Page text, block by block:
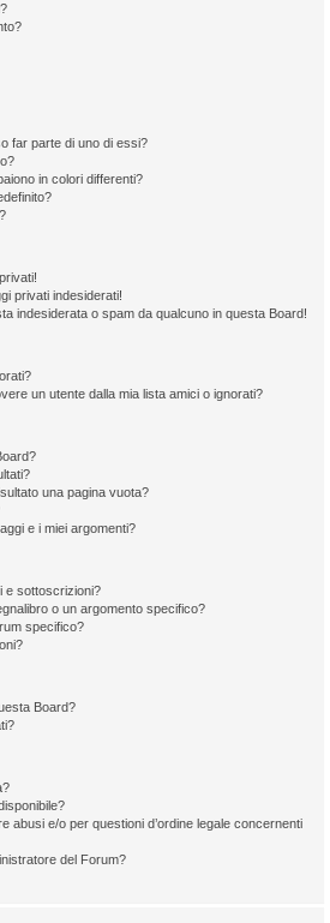
far parte di uno di essi?
in colori differenti?
privati indesiderati!
indesiderata o spam da qualcuno in questa Board!
un utente dalla mia lista amici o ignorati?
una pagina vuota?
e i miei argomenti?
e sottoscrizioni?
o un argomento specifico?
specifico?
Board?
abusi e/o per questioni d’ordine legale concernenti
del Forum?